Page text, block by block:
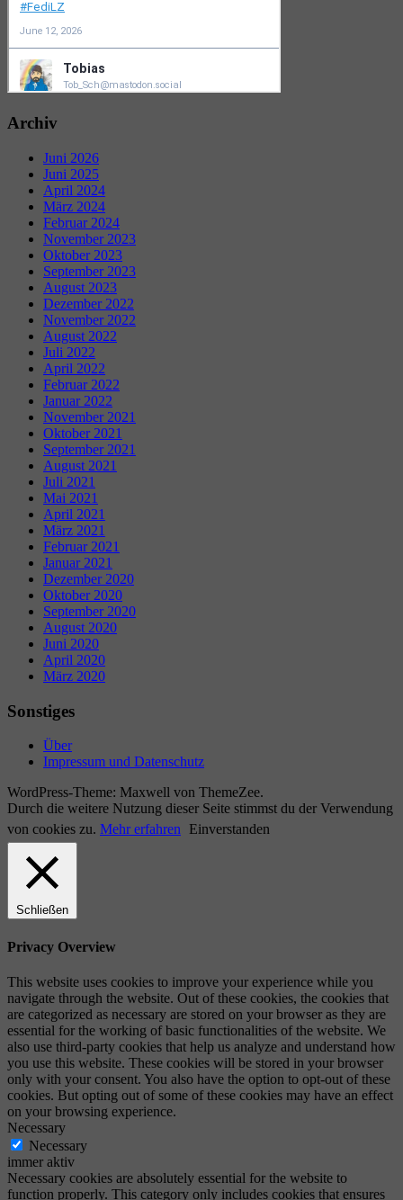
Archiv
Juni 2026
Juni 2025
April 2024
März 2024
Februar 2024
November 2023
Oktober 2023
September 2023
August 2023
Dezember 2022
November 2022
August 2022
Juli 2022
April 2022
Februar 2022
Januar 2022
November 2021
Oktober 2021
September 2021
August 2021
Juli 2021
Mai 2021
April 2021
März 2021
Februar 2021
Januar 2021
Dezember 2020
Oktober 2020
September 2020
August 2020
Juni 2020
April 2020
März 2020
Sonstiges
Über
Impressum und Datenschutz
WordPress-Theme: Maxwell von ThemeZee.
Durch die weitere Nutzung dieser Seite stimmst du der Verwendung
von cookies zu. Mehr erfahren Einverstanden
Schließen
Privacy Overview
This website uses cookies to improve your experience while you
navigate through the website. Out of these cookies, the cookies that
are categorized as necessary are stored on your browser as they are
essential for the working of basic functionalities of the website. We
also use third-party cookies that help us analyze and understand how
you use this website. These cookies will be stored in your browser
only with your consent. You also have the option to opt-out of these
cookies. But opting out of some of these cookies may have an effect
on your browsing experience.
Necessary
Necessary
immer aktiv
Necessary cookies are absolutely essential for the website to
function properly. This category only includes cookies that ensures